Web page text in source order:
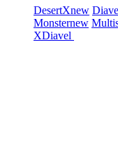
DesertXnew
Monsternew
XDiavel